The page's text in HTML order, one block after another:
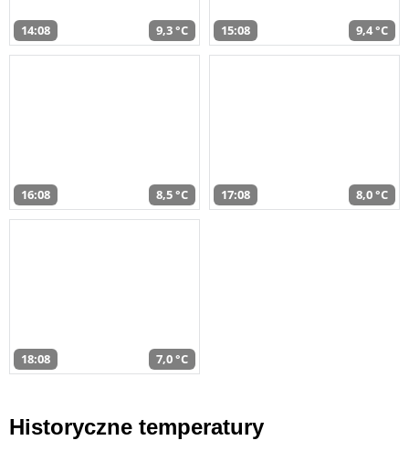
14:08 9,3 °C 15:08 9,4 °C
16:08 8,5 °C 17:08 8,0 °C
18:08 7,0 °C
Historyczne temperatury